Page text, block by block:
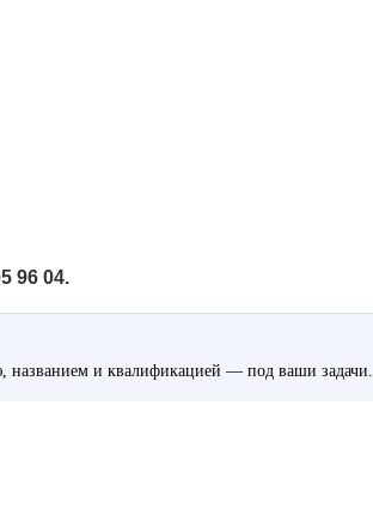
96 04.
названием и квалификацией — под ваши задачи.